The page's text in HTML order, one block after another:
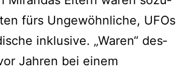
fürs Ungewöhnliche, UFOs
inklu­si­ve. „Waren“ des­
Jahren bei einem